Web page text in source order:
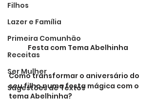
Filhos
Lazer e Família
Primeira Comunhão
Receitas
Ser Mulher
Sugestões de Textos
Festa com Tema Abelhinha
Como transformar o aniversário do
seu filho numa festa mágica com o
tema Abelhinha?